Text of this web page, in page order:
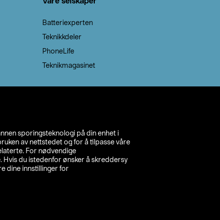
sporingsteknologi på din enhet i
av nettstedet og for å tilpasse våre
For nødvendige
Hvis du istedenfor ønsker å skreddersy
dine innstillinger for
Batteriexperten
Teknikkdeler
PhoneLife
Teknikmagasinet